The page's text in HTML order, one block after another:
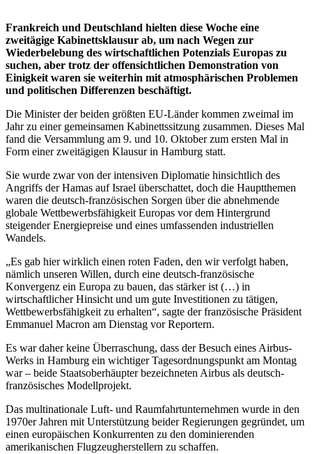
Frankreich und Deutschland hielten diese Woche eine
zweitägige Kabinettsklausur ab, um nach Wegen zur
Wiederbelebung des wirtschaftlichen Potenzials Europas zu
suchen, aber trotz der offensichtlichen Demonstration von
Einigkeit waren sie weiterhin mit atmosphärischen Problemen
und politischen Differenzen beschäftigt.
Die Minister der beiden größten EU-Länder kommen zweimal im
Jahr zu einer gemeinsamen Kabinettssitzung zusammen. Dieses Mal
fand die Versammlung am 9. und 10. Oktober zum ersten Mal in
Form einer zweitägigen Klausur in Hamburg statt.
Sie wurde zwar von der intensiven Diplomatie hinsichtlich des
Angriffs der Hamas auf Israel überschattet, doch die Hauptthemen
waren die deutsch-französischen Sorgen über die abnehmende
globale Wettbewerbsfähigkeit Europas vor dem Hintergrund
steigender Energiepreise und eines umfassenden industriellen
Wandels.
„Es gab hier wirklich einen roten Faden, den wir verfolgt haben,
nämlich unseren Willen, durch eine deutsch-französische
Konvergenz ein Europa zu bauen, das stärker ist (…) in
wirtschaftlicher Hinsicht und um gute Investitionen zu tätigen,
Wettbewerbsfähigkeit zu erhalten“, sagte der französische Präsident
Emmanuel Macron am Dienstag vor Reportern.
Es war daher keine Überraschung, dass der Besuch eines Airbus-
Werks in Hamburg ein wichtiger Tagesordnungspunkt am Montag
war – beide Staatsoberhäupter bezeichneten Airbus als deutsch-
französisches Modellprojekt.
Das multinationale Luft- und Raumfahrtunternehmen wurde in den
1970er Jahren mit Unterstützung beider Regierungen gegründet, um
einen europäischen Konkurrenten zu den dominierenden
amerikanischen Flugzeugherstellern zu schaffen.